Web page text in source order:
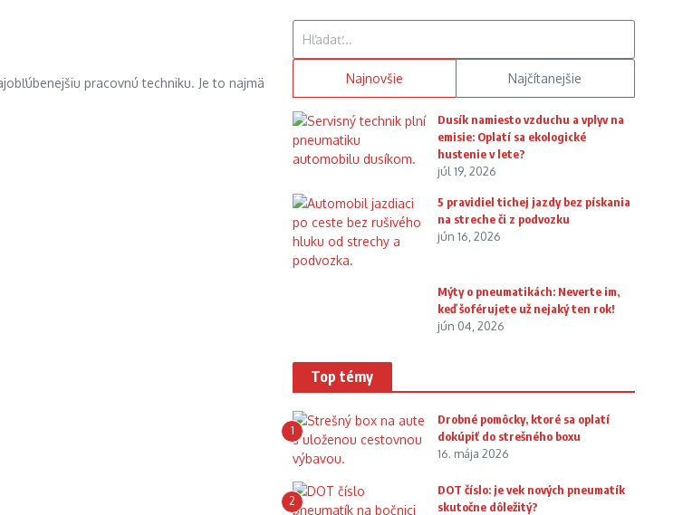
pracovnú techniku. Je to najmä
Najnovšie Najčítanejšie
Dusík namiesto vzduchu a vplyv na
emisie: Oplatí sa ekologické
hustenie v lete?
júl 19, 2026
5 pravidiel tichej jazdy bez pískania
na streche či z podvozku
jún 16, 2026
Mýty o pneumatikách: Neverte im,
keď šoférujete už nejaký ten rok!
jún 04, 2026
Top témy
1
Drobné pomôcky, ktoré sa oplatí
dokúpiť do strešného boxu
16. mája 2026
2
DOT číslo: je vek nových pneumatík
skutočne dôležitý?